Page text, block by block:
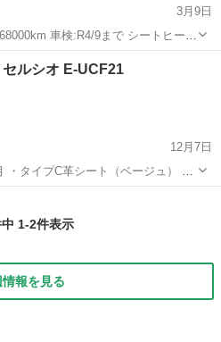
3月9日
車検:R4/9まで シートヒータ
ト HID 19インチアルミホイール 本
金、ボーナス無し 月々￥111...
ルシオ
セルシオ E-UCF21
12月7日
ホワイトツートン。 ・リアシートは
1-2件表示
情報を見る